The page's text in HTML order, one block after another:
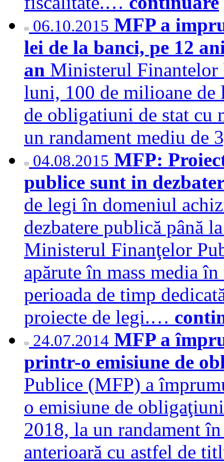
06.10.2015 MFP a
lei de la banci, pe 12
an Ministerul Finantelor
luni, 100 de milioane de
de obligatiuni de stat cu
un randament mediu
04.08.2015 MFP:
publice sunt in
de legi în domeniul
dezbatere publică până
Ministerul Finanţelor
apărute în mass media
perioada de timp
proiecte de legi.…
24.07.2014 MFP a
printr-o emisiune de
Publice (MFP) a
o emisiune de
2018, la un randament
anterioară cu astfel de